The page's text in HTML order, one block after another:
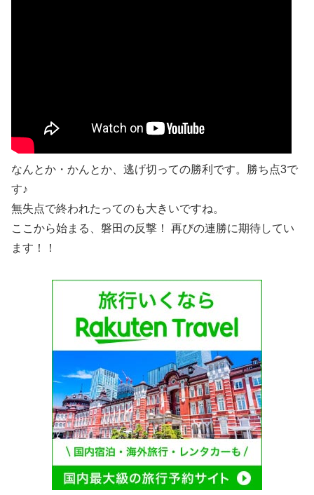
なんとか・かんとか、逃げ切っての勝利です。勝ち点3で
す♪
無失点で終われたってのも大きいですね。
ここから始まる、磐田の反撃！ 再びの連勝に期待してい
ます！！